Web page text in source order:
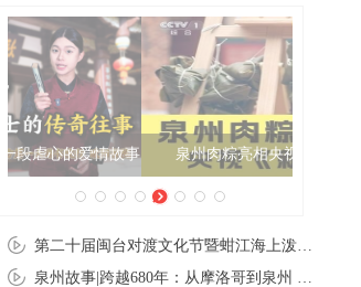
泉州肉粽亮相央视《新闻联播》